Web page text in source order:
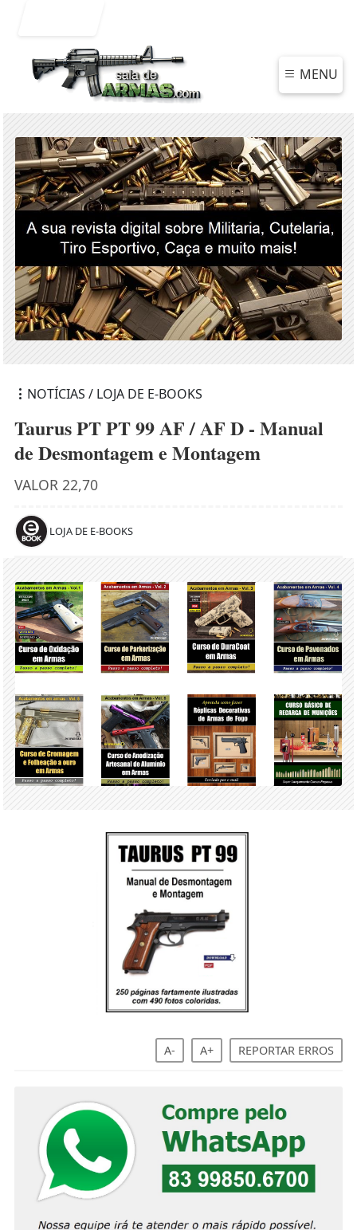
MENU
NOTÍCIAS / LOJA DE E-BOOKS
Taurus PT PT 99 AF / AF D - Manual
de Desmontagem e Montagem
VALOR 22,70
LOJA DE E-BOOKS
A- A+ REPORTAR ERROS